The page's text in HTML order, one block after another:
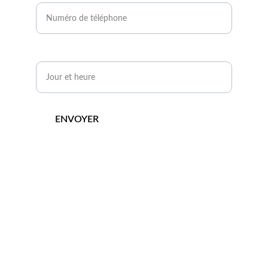
ENVOYER